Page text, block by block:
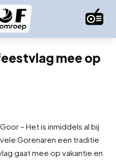
mee op
Goor – Het is inmiddels al bij
vele Gorenaren een traditie
gaat mee op vakantie en